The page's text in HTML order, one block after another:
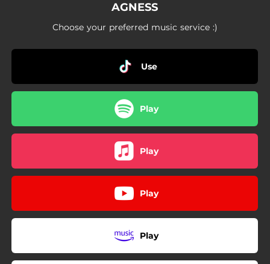
AGNESS
Choose your preferred music service :)
Use
Play
Play
Play
Play